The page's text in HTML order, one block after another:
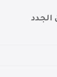
الجدد